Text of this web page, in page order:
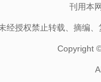
刊用本
经授权禁止转载、摘编
Copyright